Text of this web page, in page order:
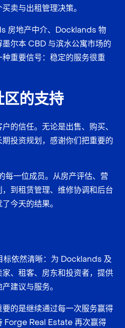
卖与出租管理决策。
房地产中介、Docklands 物
尔本 CBD 与滨水公寓市场的
重要信号：稳定的服务很重
的支持
的信任。无论是出售、购买、
投资规划，感谢你们把重要的
每一位成员。从房产评估、营
到租赁管理、维修协调和后台
今天的结果。
依然清晰：为 Docklands 及
、租客、房东和投资者，提供
建议与服务。
的是继续通过每一次服务赢得
Forge Real Estate 再次赢得